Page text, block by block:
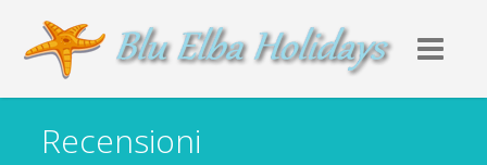
Recensioni